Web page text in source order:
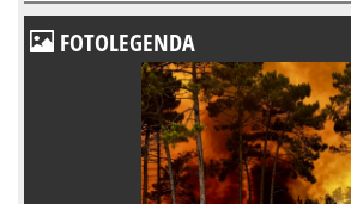
FOTOLEGENDA